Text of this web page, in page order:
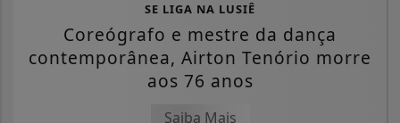
SE LIGA NA LUSIÊ
Coreógrafo e mestre da dança
contemporânea, Airton Tenório morre
aos 76 anos
Saiba Mais